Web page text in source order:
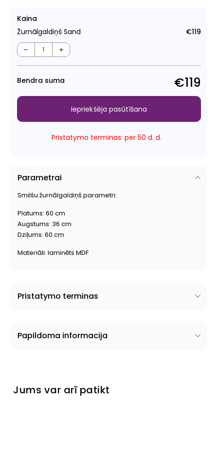
Kaina
Žurnālgaldiņš Sand
€119
− +
Bendra suma €119
Pristatymo terminas: per 50 d. d.
Iepriekšēja pasūtīšana
Parametrai
Smilšu žurnālgaldiņš parametri:
Platums: 60 cm
Augstums: 36 cm
Dziļums: 60 cm
Materiāli: laminēts MDF
Pristatymo terminas
Papildoma informacija
Jums var arī patikt